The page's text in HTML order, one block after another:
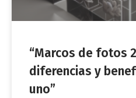
“Marcos de fotos
diferencias y
uno”